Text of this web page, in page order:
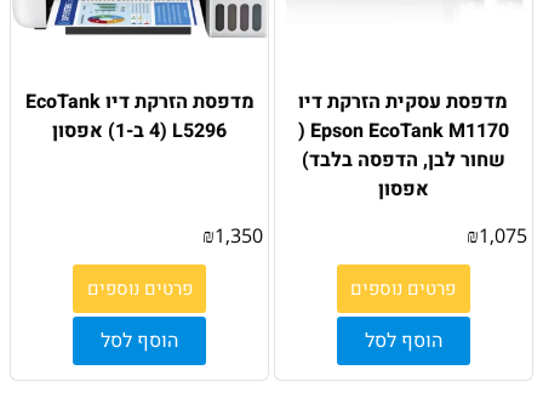
מדפסת עסקית הזרקת דיו
Epson EcoTank M1170 (
שחור לבן, הדפסה בלבד)
אפסון
₪1,075
פרטים נוספים
הוסף לסל
מדפסת הזרקת דיו EcoTank
L5296 (4 ב-1) אפסון
₪1,350
פרטים נוספים
הוסף לסל